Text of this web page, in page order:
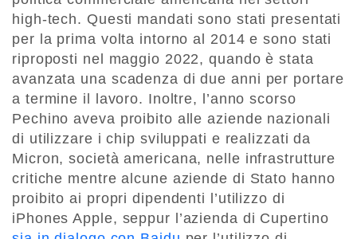
high-tech. Questi mandati sono stati presentati
per la prima volta intorno al 2014 e sono stati
riproposti nel maggio 2022, quando è stata
avanzata una scadenza di due anni per portare
a termine il lavoro. Inoltre, l’anno scorso
Pechino aveva proibito alle aziende nazionali
di utilizzare i chip sviluppati e realizzati da
Micron, società americana, nelle infrastrutture
critiche mentre alcune aziende di Stato hanno
proibito ai propri dipendenti l’utilizzo di
iPhones Apple, seppur l’azienda di Cupertino